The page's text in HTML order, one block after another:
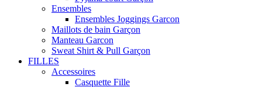
Ensembles
Ensembles Joggings Garcon
Maillots de bain Garçon
Manteau Garcon
Sweat Shirt & Pull Garçon
FILLES
Accessoires
Casquette Fille